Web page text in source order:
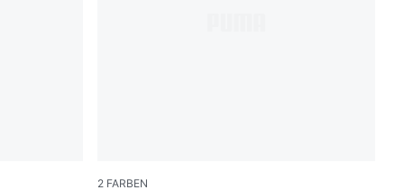
2 FARBEN